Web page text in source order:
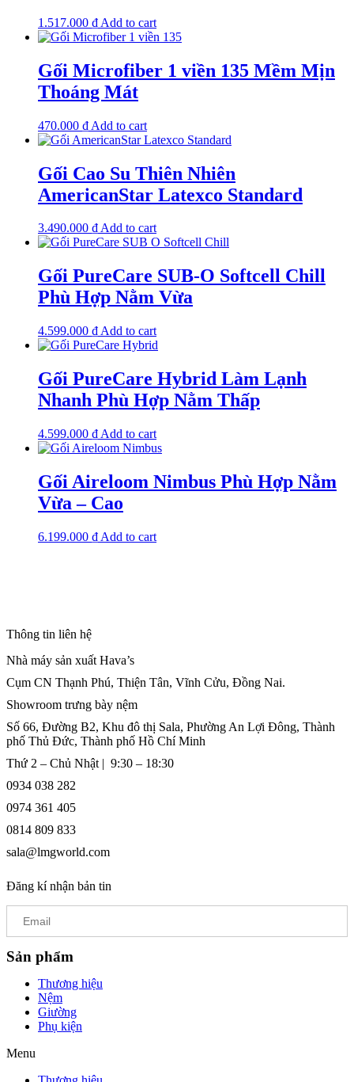
1.517.000 ₫ Add to cart
Gối Microfiber 1 viền 135 Mềm Mịn
Thoáng Mát
470.000 ₫ Add to cart
Gối Cao Su Thiên Nhiên
AmericanStar Latexco Standard
3.490.000 ₫Add to cart
Gối PureCare SUB-O Softcell Chill
Phù Hợp Nằm Vừa
4.599.000 ₫ Add to cart
Gối PureCare Hybrid Làm Lạnh
Nhanh Phù Hợp Nằm Thấp
4.599.000 ₫ Add to cart
Gối Aireloom Nimbus Phù Hợp Nằm
Vừa – Cao
6.199.000 ₫ Add to cart
Thông tin liên hệ
Nhà máy sản xuất Hava’s
Cụm CN Thạnh Phú, Thiện Tân, Vĩnh Cửu, Đồng Nai.
Showroom trưng bày nệm
Số 66, Đường B2, Khu đô thị Sala, Phường An Lợi Đông, Thành
phố Thủ Đức, Thành phố Hồ Chí Minh
Thứ 2 – Chủ Nhật | 9:30 – 18:30
0934 038 282
0974 361 405
0814 809 833
sala@lmgworld.com
Đăng kí nhận bản tin
Sản phẩm
Thương hiệu
Nệm
Giường
Phụ kiện
Menu